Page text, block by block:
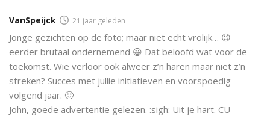
VanSpeijck 21 jaar geleden
Jonge gezichten op de foto; maar niet echt vrolijk… 😉
eerder brutaal ondernemend 😀 Dat beloofd wat voor de
toekomst. Wie verloor ook alweer z’n haren maar niet z’n
streken? Succes met jullie initiatieven en voorspoedig
volgend jaar. 🙂
John, goede advertentie gelezen. :sigh: Uit je hart. CU